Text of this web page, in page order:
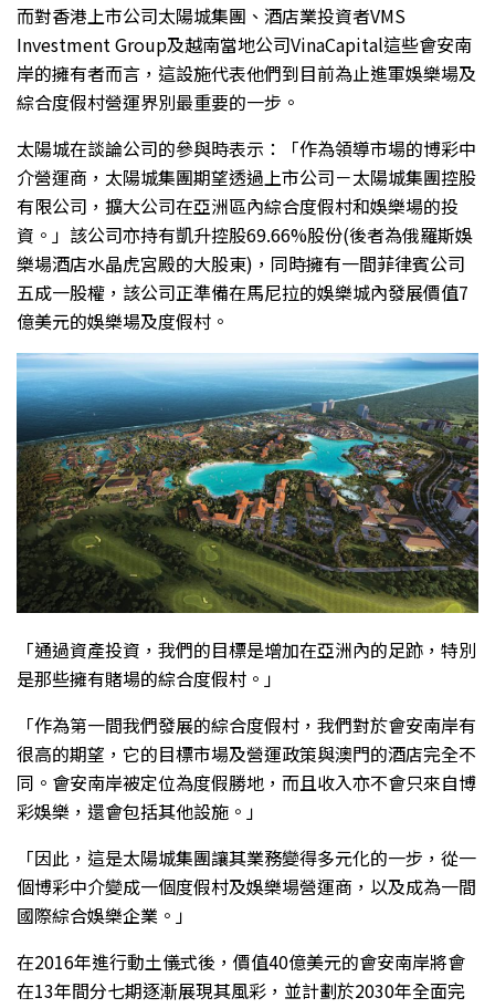
而對香港上市公司太陽城集團、酒店業投資者VMS
Investment Group及越南當地公司VinaCapital這些會安南
岸的擁有者而言，這設施代表他們到目前為止進軍娛樂場及
綜合度假村營運界別最重要的一步。
太陽城在談論公司的參與時表示：「作為領導市場的博彩中
介營運商，太陽城集團期望透過上市公司－太陽城集團控股
有限公司，擴大公司在亞洲區內綜合度假村和娛樂場的投
資。」該公司亦持有凱升控股69.66%股份(後者為俄羅斯娛
樂場酒店水晶虎宮殿的大股東)，同時擁有一間菲律賓公司
五成一股權，該公司正準備在馬尼拉的娛樂城內發展價值7
億美元的娛樂場及度假村。
「通過資產投資，我們的目標是增加在亞洲內的足跡，特別
是那些擁有賭場的綜合度假村。」
「作為第一間我們發展的綜合度假村，我們對於會安南岸有
很高的期望，它的目標市場及營運政策與澳門的酒店完全不
同。會安南岸被定位為度假勝地，而且收入亦不會只來自博
彩娛樂，還會包括其他設施。」
「因此，這是太陽城集團讓其業務變得多元化的一步，從一
個博彩中介變成一個度假村及娛樂場營運商，以及成為一間
國際綜合娛樂企業。」
在2016年進行動土儀式後，價值40億美元的會安南岸將會
在13年間分七期逐漸展現其風彩，並計劃於2030年全面完